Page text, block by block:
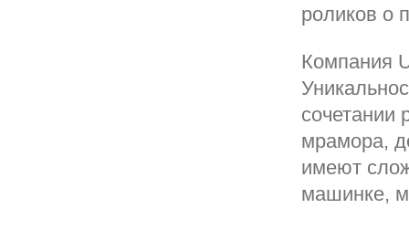
роликов о
Компания
сочетании
мрамора,
имеют
машинке,